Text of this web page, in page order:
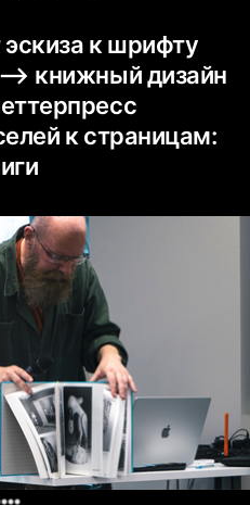
к шрифту
⟶ книжный дизайн
к страницам: